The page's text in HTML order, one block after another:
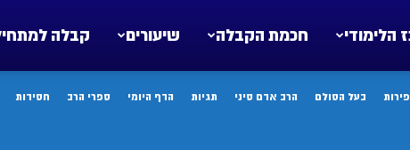
קבלה שיעורים חכמת הקבלה הלימודי
בעל הסולם הרב אדם סיני תגיות הדף היומי ספרי הרב חסידות